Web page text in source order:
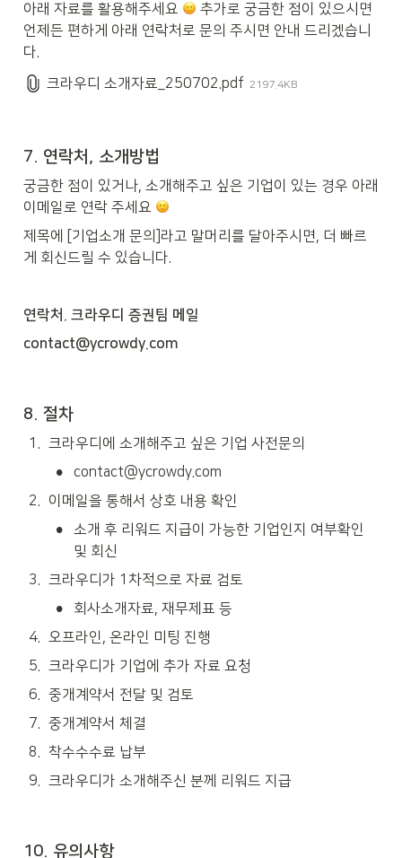
아래 자료를 활용해주세요
추가로 궁금한 점이 있으시면
언제든 편하게 아래 연락처로 문의 주시면 안내 드리겠습니
다.
크라우디 소개자료_250702.pdf 2197.4KB
7. 연락처, 소개방법
궁금한 점이 있거나, 소개해주고 싶은 기업이 있는 경우 아래
이메일로 연락 주세요
제목에 [기업소개 문의]라고 말머리를 달아주시면, 더 빠르
게 회신드릴 수 있습니다.
연락처. 크라우디 증권팀 메일
contact@ycrowdy.com
8. 절차
1 . 크라우디에 소개해주고 싶은 기업 사전문의
•
contact@ycrowdy.com
2. 이메일을 통해서 상호 내용 확인
•
소개 후 리워드 지급이 가능한 기업인지 여부확인
및 회신
3. 크라우디가 1차적으로 자료 검토
•
회사소개자료, 재무제표 등
4. 오프라인, 온라인 미팅 진행
5. 크라우디가 기업에 추가 자료 요청
6. 중개계약서 전달 및 검토
7. 중개계약서 체결
8.
착수수수료 납부
9. 크라우디가 소개해주신 분께 리워드 지급
10. 유의사항